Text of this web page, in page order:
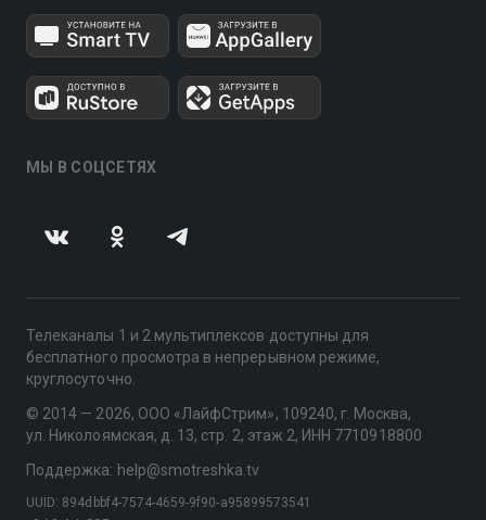
МЫ В СОЦСЕТЯХ
Телеканалы 1 и 2 мультиплексов доступны для
бесплатного просмотра в непрерывном режиме,
круглосуточно.
© 2014 — 2026, ООО «ЛайфСтрим», 109240, г. Москва,
ул. Николоямская, д. 13, стр. 2, этаж 2, ИНН 7710918800
Поддержка: help@smotreshka.tv
UUID: 894dbbf4-7574-4659-9f90-a95899573541